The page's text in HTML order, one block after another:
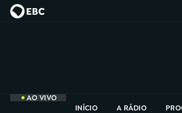
AO VIVO
INÍCIO
A RÁDIO